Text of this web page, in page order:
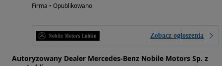
Firma • Opublikowano
Zobacz ogłoszenia
Autoryzowany Dealer Mercedes-Benz Nobile Motors Sp. z